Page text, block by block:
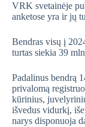
VRK svetainėje
anketose yra ir jų
Bendras visų į
turtas siekia 39
Padalinus bendrą
privalomą
kūrinius,
išvedus vidurkį,
narys disponuoja